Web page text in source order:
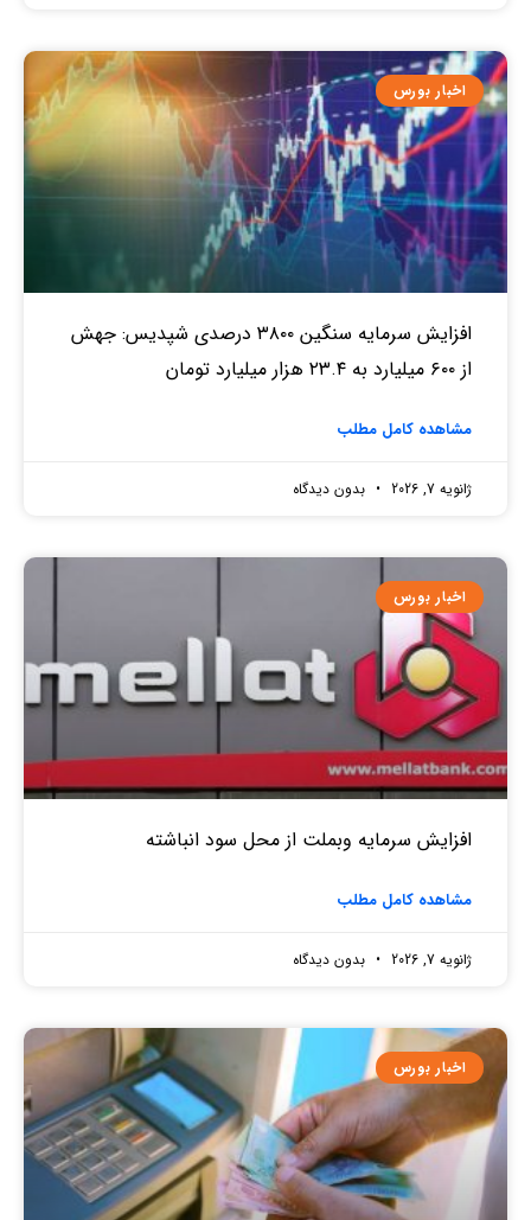
اخبار بورس
افزایش سرمایه سنگین ۳۸۰۰ درصدی شپدیس: جهش
از ۶۰۰ میلیارد به ۲۳.۴ هزار میلیارد تومان
مشاهده کامل مطلب
ژانویه 7, 2026 بدون دیدگاه
اخبار بورس
افزایش سرمایه وبملت از محل سود انباشته
مشاهده کامل مطلب
ژانویه 7, 2026 بدون دیدگاه
اخبار بورس